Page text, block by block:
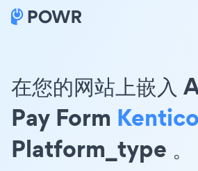
在您的网站上嵌入
Pay Form
Platform_type 。